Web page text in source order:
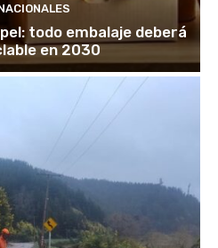
todo embalaje deberá
en 2030